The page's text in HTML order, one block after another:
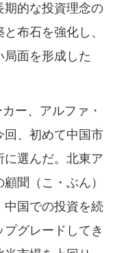
期的な投資理念の
布石を強化し、
面を形成した
ー、アルファ・
回、初めて中国市
選んだ。北東ア
聞（こ・ぶん）
中国での投資を続
グレードしてき